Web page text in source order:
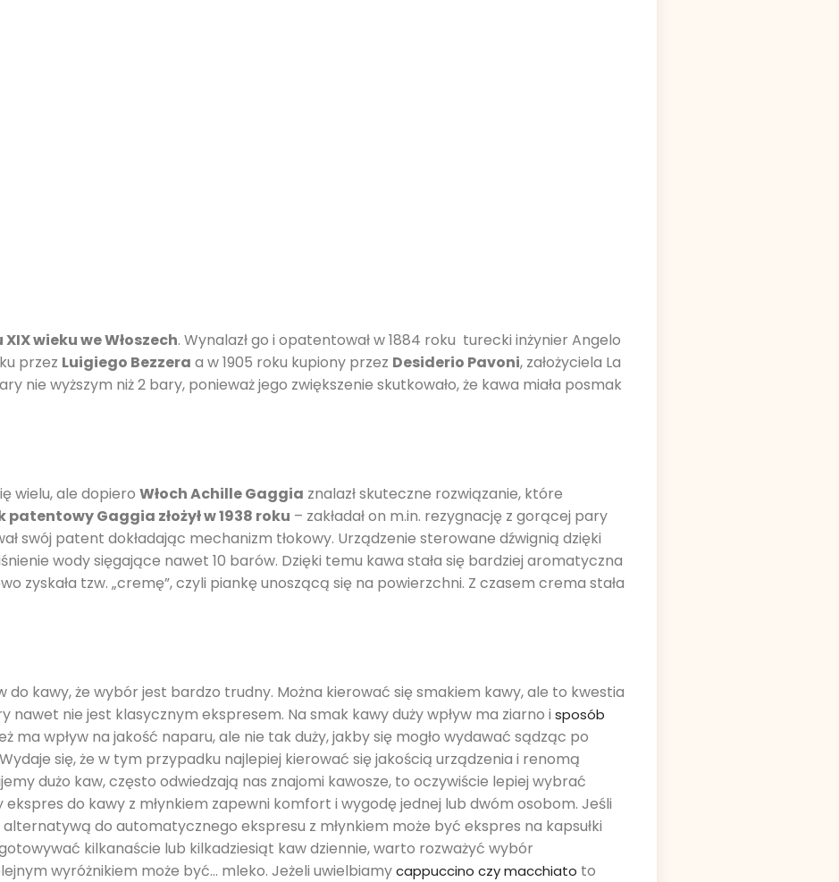
wieku we Włoszech. Wynalazł go i opatentował w 1884 roku turecki inżynier Angelo
przez Luigiego Bezzera a w 1905 roku kupiony przez Desiderio Pavoni, założyciela La
nie wyższym niż 2 bary, ponieważ jego zwiększenie skutkowało, że kawa miała posmak
wielu, ale dopiero Włoch Achille Gaggia znalazł skuteczne rozwiązanie, które
patentowy Gaggia złożył w 1938 roku – zakładał on m.in. rezygnację z gorącej pary
swój patent dokładając mechanizm tłokowy. Urządzenie sterowane dźwignią dzięki
wody sięgające nawet 10 barów. Dzięki temu kawa stała się bardziej aromatyczna
zyskała tzw. „cremę”, czyli piankę unoszącą się na powierzchni. Z czasem crema stała
do kawy, że wybór jest bardzo trudny. Można kierować się smakiem kawy, ale to kwestia
nawet nie jest klasycznym ekspresem. Na smak kawy duży wpływ ma ziarno i sposób
ma wpływ na jakość naparu, ale nie tak duży, jakby się mogło wydawać sądząc po
się, że w tym przypadku najlepiej kierować się jakością urządzenia i renomą
dużo kaw, często odwiedzają nas znajomi kawosze, to oczywiście lepiej wybrać
do kawy z młynkiem zapewni komfort i wygodę jednej lub dwóm osobom. Jeśli
do automatycznego ekspresu z młynkiem może być ekspres na kapsułki
kilkanaście lub kilkadziesiąt kaw dziennie, warto rozważyć wybór
wyróżnikiem może być… mleko. Jeżeli uwielbiamycappuccino czy macchiato to